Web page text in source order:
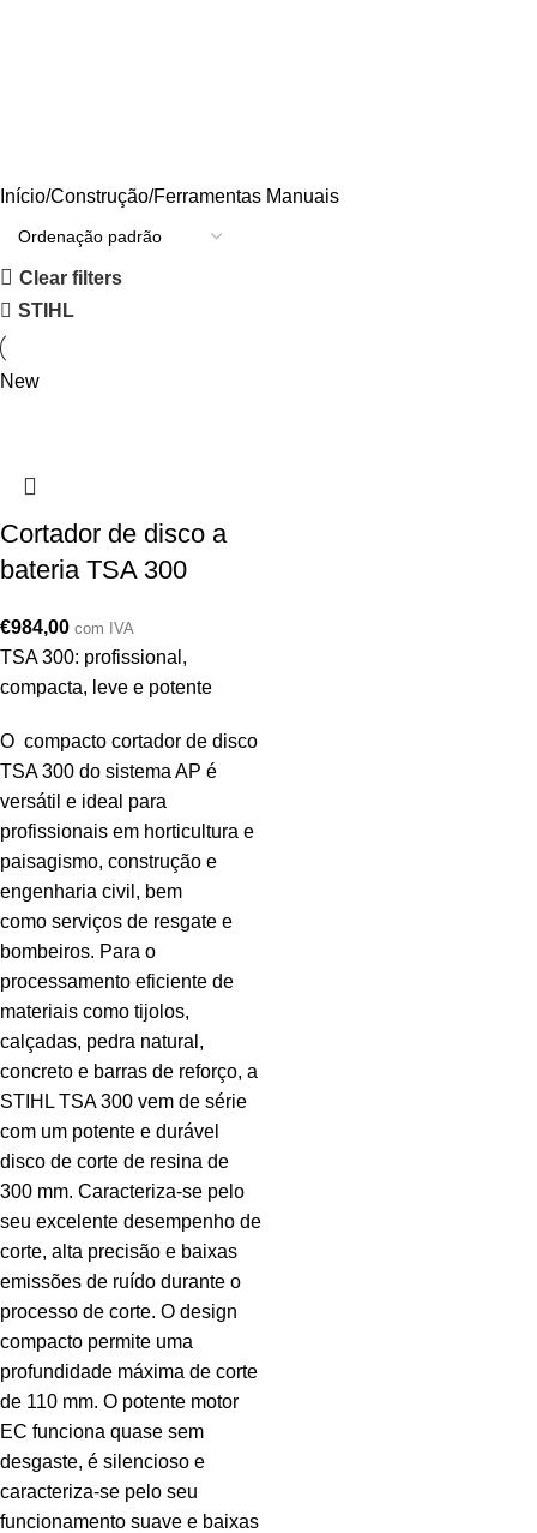
Início Construção Ferramentas Manuais
Clear filters
STIHL
New
Cortador de disco a
bateria TSA 300
€984,00 com IVA
TSA 300: profissional,
compacta, leve e potente
O compacto cortador de disco
TSA 300 do sistema AP é
versátil e ideal para
profissionais em horticultura e
paisagismo, construção e
engenharia civil, bem
como serviços de resgate e
bombeiros. Para o
processamento eficiente de
materiais como tijolos,
calçadas, pedra natural,
concreto e barras de reforço, a
STIHL TSA 300 vem de série
com um potente e durável
disco de corte de resina de
300 mm. Caracteriza-se pelo
seu excelente desempenho de
corte, alta precisão e baixas
emissões de ruído durante o
processo de corte. O design
compacto permite uma
profundidade máxima de corte
de 110 mm. O potente motor
EC funciona quase sem
desgaste, é silencioso e
caracteriza-se pelo seu
funcionamento suave e baixas